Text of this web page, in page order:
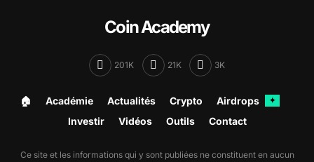
Coin Academy
201K 21K 3K
🏠︎ Académie Actualités Crypto Airdrops ✦
Investir Vidéos Outils Contact
Ce site et les informations qui y sont publiées ne constituent en aucun